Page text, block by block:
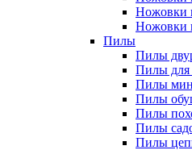
Ножовки
Ножовки
Пилы
Пилы
Пилы для
Пилы
Пилы
Пилы
Пилы
Пилы